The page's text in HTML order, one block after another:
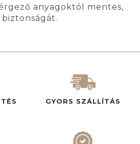
anyagoktól mentes,
GYORS SZÁLLÍTÁS